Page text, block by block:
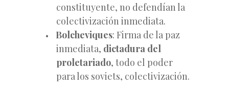
constituyente, no defendían la
colectivización inmediata.
Bolcheviques: Firma de la paz
inmediata, dictadura del
proletariado, todo el poder
para los soviets, colectivización.